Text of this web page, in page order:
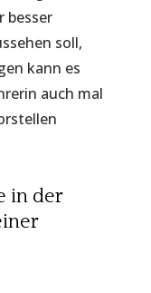
besser
soll,
kann es
auch mal
in der